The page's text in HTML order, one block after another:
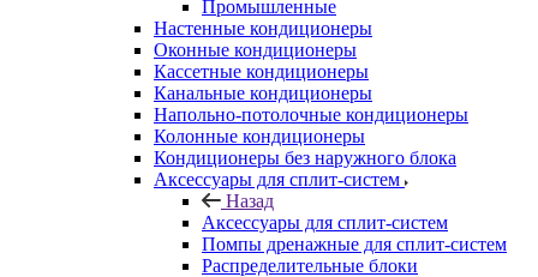
Промышленные
Настенные кондиционеры
Оконные кондиционеры
Кассетные кондиционеры
Канальные кондиционеры
Напольно-потолочные кондиционеры
Колонные кондиционеры
Кондиционеры без наружного блока
Аксессуары для сплит-систем
Назад
Аксессуары для сплит-систем
Помпы дренажные для сплит-систем
Распределительные блоки